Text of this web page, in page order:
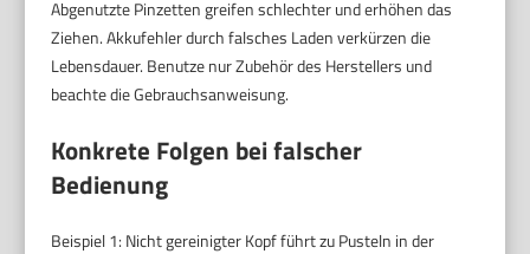
Abgenutzte Pinzetten greifen schlechter und erhöhen das
Ziehen. Akkufehler durch falsches Laden verkürzen die
Lebensdauer. Benutze nur Zubehör des Herstellers und
beachte die Gebrauchsanweisung.
Konkrete Folgen bei falscher
Bedienung
Beispiel 1: Nicht gereinigter Kopf führt zu Pusteln in der